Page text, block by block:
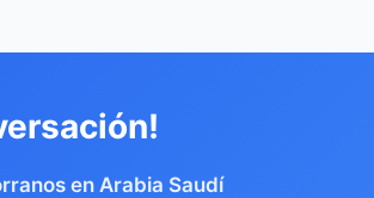
en Arabia Saudí